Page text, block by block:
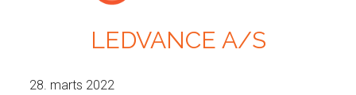
LEDVANCE A/S
28. marts 2022